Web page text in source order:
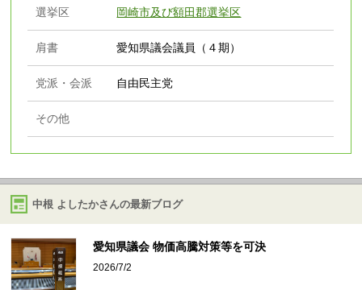
選挙区 岡崎市及び額田郡選挙区
肩書 愛知県議会議員（４期）
党派・会派 自由民主党
その他
中根 よしたかさんの最新ブログ
愛知県議会 物価高騰対策等を可決
2026/7/2